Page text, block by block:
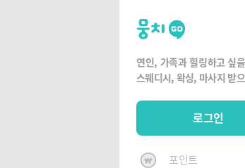
뭉
치
고
연인, 가족과 힐링하고 싶
스웨디시, 왁싱, 마사지 받
로그인
포인트